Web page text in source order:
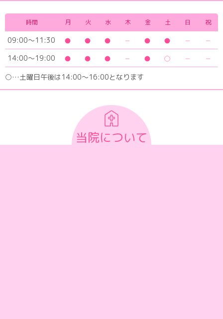
時間 月 火 水 木 金 土 日 祝
09:00～11:30
14:00～19:00
○…土曜日午後は14:00～16:00となります
当院について